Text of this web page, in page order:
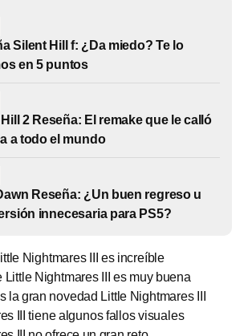
Silent Hill f: ¿Da miedo? Te lo
en 5 puntos
2 Reseña: El remake que le calló
a todo el mundo
Reseña: ¿Un buen regreso u
innecesaria para PS5?
Nightmares III es increíble
Little Nightmares III es muy buena
la gran novedad Little Nightmares III
III tiene algunos fallos visuales